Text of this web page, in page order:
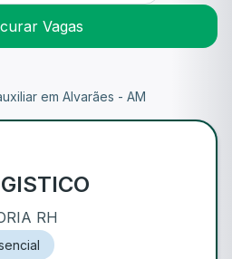
Vagas
em Alvarães - AM
RH